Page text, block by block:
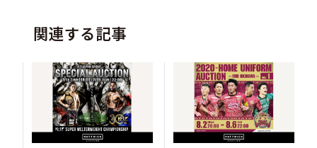
関連する記事